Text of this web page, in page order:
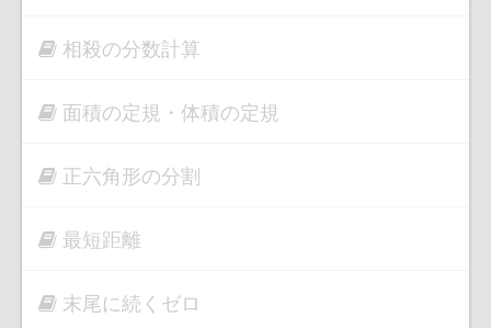
相殺の分数計算
面積の定規・体積の定規
正六角形の分割
最短距離
末尾に続くゼロ